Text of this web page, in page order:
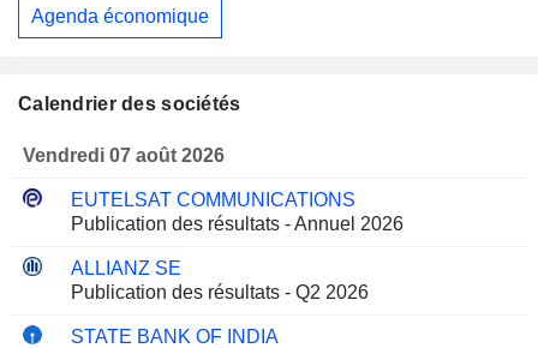
Agenda économique
Calendrier des sociétés
Vendredi 07 août 2026
EUTELSAT COMMUNICATIONS
Publication des résultats - Annuel 2026
ALLIANZ SE
Publication des résultats - Q2 2026
STATE BANK OF INDIA